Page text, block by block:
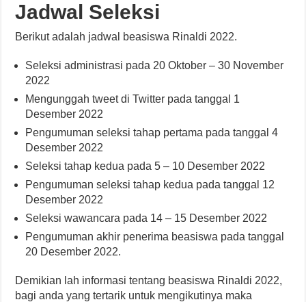
Jadwal Seleksi
Berikut adalah jadwal beasiswa Rinaldi 2022.
Seleksi administrasi pada 20 Oktober – 30 November
2022
Mengunggah tweet di Twitter pada tanggal 1
Desember 2022
Pengumuman seleksi tahap pertama pada tanggal 4
Desember 2022
Seleksi tahap kedua pada 5 – 10 Desember 2022
Pengumuman seleksi tahap kedua pada tanggal 12
Desember 2022
Seleksi wawancara pada 14 – 15 Desember 2022
Pengumuman akhir penerima beasiswa pada tanggal
20 Desember 2022.
Demikian lah informasi tentang beasiswa Rinaldi 2022,
bagi anda yang tertarik untuk mengikutinya maka